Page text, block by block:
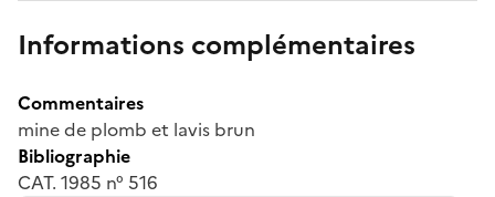
Informations complémentaires
Commentaires
mine de plomb et lavis brun
Bibliographie
CAT. 1985 n° 516